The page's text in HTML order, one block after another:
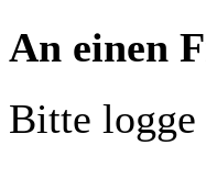
An einen
Bitte